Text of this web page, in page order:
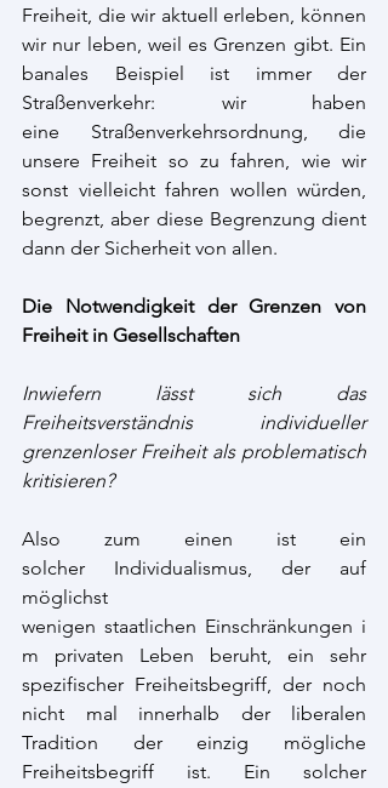
Freiheit, die wir aktuell erleben, können
wir nur leben, weil es Grenzen gibt. Ein
banales Beispiel ist immer der
Straßenverkehr: wir haben
eine Straßenverkehrsordnung, die
unsere Freiheit so zu fahren, wie wir
sonst vielleicht fahren wollen würden,
begrenzt, aber diese Begrenzung dient
dann der Sicherheit von allen.
Die Notwendigkeit der Grenzen von
Freiheit in Gesellschaften
Inwiefern lässt sich das
Freiheitsverständnis individueller
grenzenloser Freiheit als problematisch
kritisieren?
Also zum einen ist ein
solcher Individualismus, der auf
möglichst
wenigen staatlichen Einschränkungen i
m privaten Leben beruht, ein sehr
spezifischer Freiheitsbegriff, der noch
nicht mal innerhalb der liberalen
Tradition der einzig mögliche
Freiheitsbegriff ist. Ein solcher